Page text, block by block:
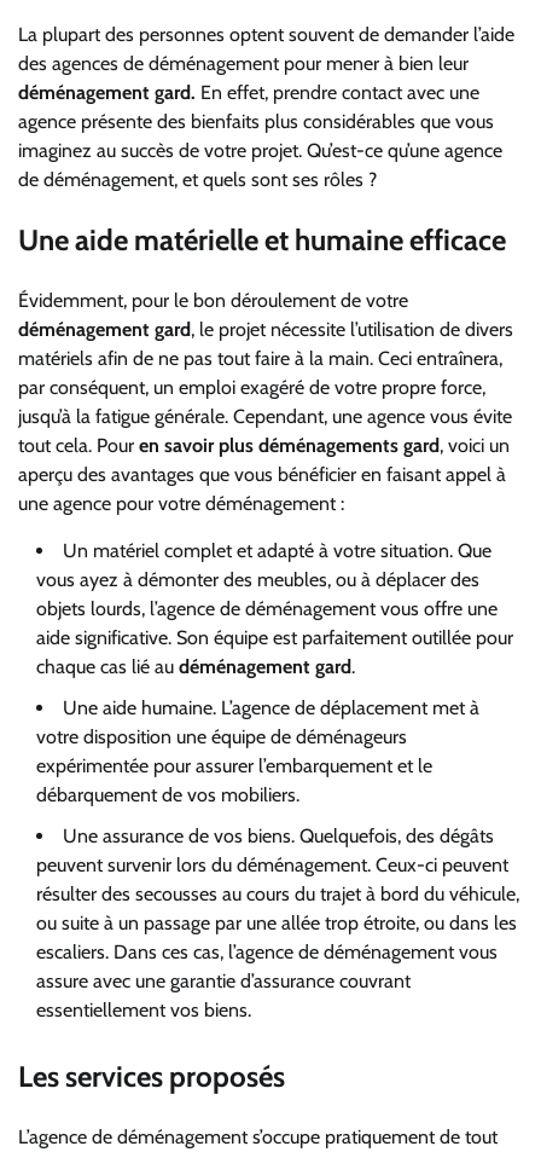
La plupart des personnes optent souvent de demander l’aide
des agences de déménagement pour mener à bien leur
déménagement gard. En effet, prendre contact avec une
agence présente des bienfaits plus considérables que vous
imaginez au succès de votre projet. Qu’est-ce qu’une agence
de déménagement, et quels sont ses rôles ?
Une aide matérielle et humaine efficace
Évidemment, pour le bon déroulement de votre
déménagement gard, le projet nécessite l’utilisation de divers
matériels afin de ne pas tout faire à la main. Ceci entraînera,
par conséquent, un emploi exagéré de votre propre force,
jusqu’à la fatigue générale. Cependant, une agence vous évite
tout cela. Pour en savoir plus déménagements gard, voici un
aperçu des avantages que vous bénéficier en faisant appel à
une agence pour votre déménagement :
Un matériel complet et adapté à votre situation. Que
vous ayez à démonter des meubles, ou à déplacer des
objets lourds, l’agence de déménagement vous offre une
aide significative. Son équipe est parfaitement outillée pour
chaque cas lié au déménagement gard.
Une aide humaine. L’agence de déplacement met à
votre disposition une équipe de déménageurs
expérimentée pour assurer l’embarquement et le
débarquement de vos mobiliers.
Une assurance de vos biens. Quelquefois, des dégâts
peuvent survenir lors du déménagement. Ceux-ci peuvent
résulter des secousses au cours du trajet à bord du véhicule,
ou suite à un passage par une allée trop étroite, ou dans les
escaliers. Dans ces cas, l’agence de déménagement vous
assure avec une garantie d’assurance couvrant
essentiellement vos biens.
Les services proposés
L’agence de déménagement s’occupe pratiquement de tout